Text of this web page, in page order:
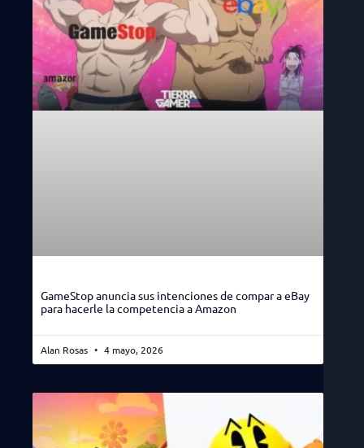
GameStop anuncia sus intenciones de compar a eBay
para hacerle la competencia a Amazon
Alan Rosas 4 mayo, 2026